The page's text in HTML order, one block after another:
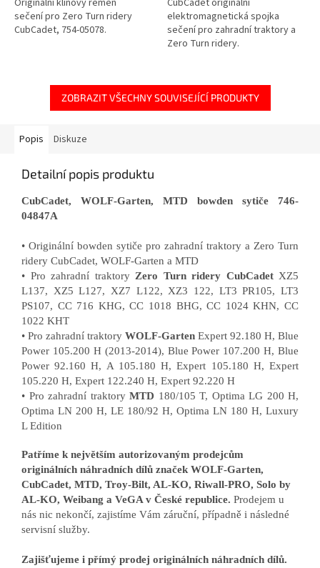
sečení pro Zero Turn ridery
CubCadet, 754-05078.
elektromagnetická spojka
sečení pro zahradní traktory a
Zero Turn ridery.
ZOBRAZIT VŠECHNY SOUVISEJÍCÍ PRODUKTY
Popis Diskuze
Detailní popis produktu
CubCadet, WOLF-Garten, MTD bowden sytiče 746-
04847A
• Originální bowden sytiče pro zahradní traktory a Zero Turn
ridery CubCadet, WOLF-Garten a MTD
• Pro zahradní traktory Zero Turn ridery CubCadetXZ5
L137, XZ5 L127, XZ7 L122, XZ3 122, LT3 PR105, LT3
PS107, CC 716 KHG, CC 1018 BHG, CC 1024 KHN, CC
1022 KHT
• Pro zahradní traktory WOLF-Garten Expert 92.180 H, Blue
Power 105.200 H (2013-2014), Blue Power 107.200 H, Blue
Power 92.160 H, A 105.180 H, Expert 105.180 H, Expert
105.220 H, Expert 122.240 H, Expert 92.220 H
• Pro zahradní traktory MTD 180/105 T, Optima LG 200 H,
Optima LN 200 H, LE 180/92 H, Optima LN 180 H, Luxury
L Edition
Patříme k největším autorizovaným prodejcům
originálních náhradních dílů značek WOLF-Garten,
CubCadet, MTD, Troy-Bilt, AL-KO, Riwall-PRO, Solo by
AL-KO, Weibang a VeGA v České republice. Prodejem u
nás nic nekončí, zajistíme Vám záruční, případně i následné
servisní služby.
Zajišťujeme i přímý prodej originálních náhradních dílů.